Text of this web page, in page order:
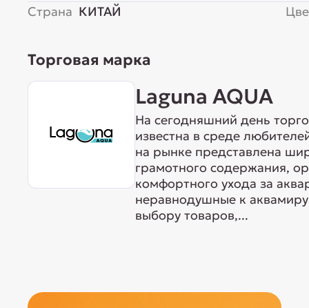
Страна КИТАЙ
Торговая марка
Laguna AQUA
На сегодняшний день
известна в среде
на рынке представлена
грамотного содержания,
комфортного ухода за
неравнодушные к
выбору товаров,...